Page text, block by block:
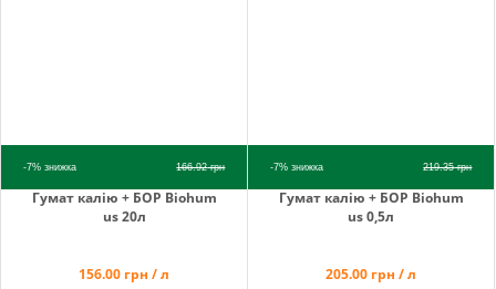
-7%знижка 166.92грн
Гумат калію + БОР Biohum
us 20л
156.00 грн / л
-7%знижка 219.35грн
Гумат калію + БОР Biohum
us 0,5л
205.00 грн / л